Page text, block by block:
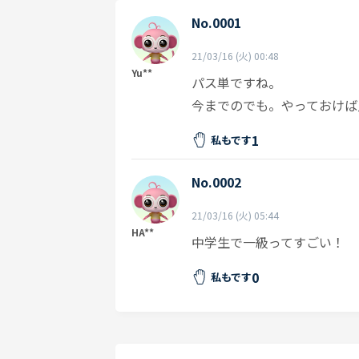
Yu**
No.0001
21/03/16 (火) 00:48
パス単ですね。
今までのでも。やっておけ
私もです1
HA**
No.0002
21/03/16 (火) 05:44
中学生で一級ってすご
私もです0